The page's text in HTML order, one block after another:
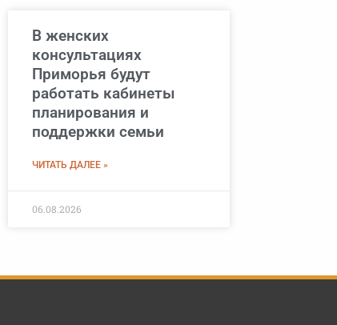
В женских
консультациях
Приморья будут
работать кабинеты
планирования и
поддержки семьи
ЧИТАТЬ ДАЛЕЕ »
06.08.2026